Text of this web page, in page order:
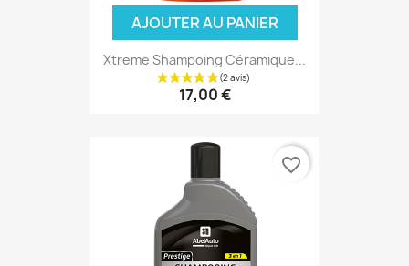
AJOUTER AU PANIER
Xtreme Shampoing Céramique...
17,00 €
favorite_border